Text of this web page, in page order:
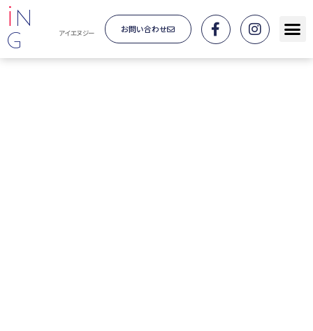
i N
G
アイエヌジー お問い合わせ